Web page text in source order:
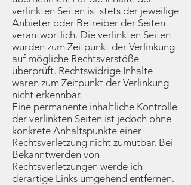
verlinkten Seiten ist stets der jeweilige
Anbieter oder Betreiber der Seiten
verantwortlich. Die verlinkten Seiten
wurden zum Zeitpunkt der Verlinkung
auf mögliche Rechtsverstöße
überprüft. Rechtswidrige Inhalte
waren zum Zeitpunkt der Verlinkung
nicht erkennbar.
Eine permanente inhaltliche Kontrolle
der verlinkten Seiten ist jedoch ohne
konkrete Anhaltspunkte einer
Rechtsverletzung nicht zumutbar. Bei
Bekanntwerden von
Rechtsverletzungen werde ich
derartige Links umgehend entfernen.